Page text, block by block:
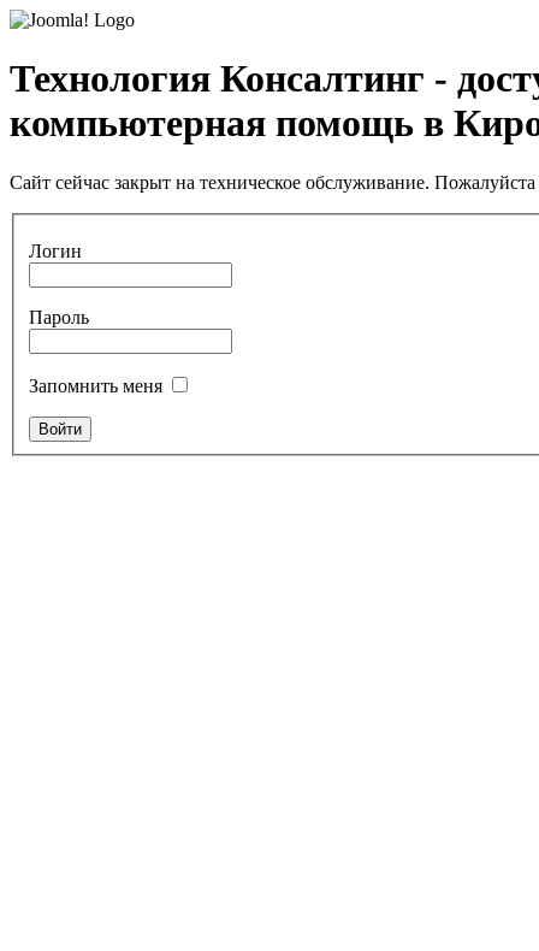
Технология Консалтинг -
компьютерная помощь в
Сайт сейчас закрыт на техническое обслуживание.
Логин
Пароль
Запомнить меня